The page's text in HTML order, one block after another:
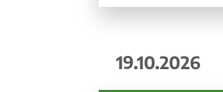
19.10.2026